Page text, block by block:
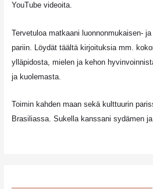
YouTube videoita.
Tervetuloa matkaani luonnonmukaisen-
pariin. Löydät täältä kirjoituksia mm.
ylläpidosta, mielen ja kehon
ja kuolemasta.
Toimin kahden maan sekä kulttuurin
Brasiliassa. Sukella kanssani sydämen